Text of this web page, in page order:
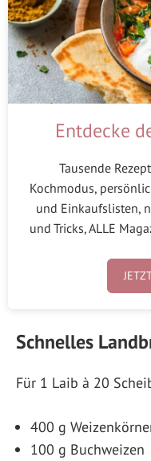
Entdecke
Tausende
Kochmodus,
und Einkaufslisten,
und Tricks, ALLE
Schnelles
Für 1 Laib à 20
400 g
100 g Buchweizen